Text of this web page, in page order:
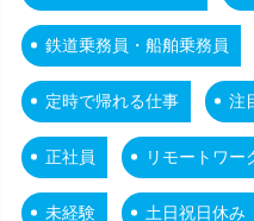
鉄道乗務員・船舶乗務員
定時で帰れる仕事 注
正社員 リモートワー
未経験 土日祝日休み